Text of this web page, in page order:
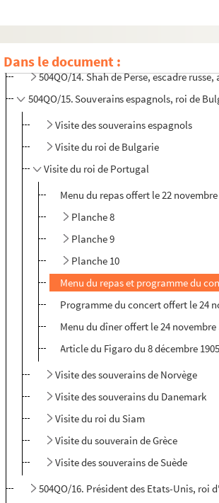
Dans le document :
Réceptions et voyages présidentiels
504QO/14. Shah de Perse, escadre
504QO/15. Souverains espagnols, roi de
Visite des souverains espagnols
Visite du roi de Bulgarie
Visite du roi de Portugal
Menu du repas offert le 22
Planche 8
Planche 9
Planche 10
Menu du repas et programme du
Programme du concert offert le 24
Menu du dîner offert le 24
Article du Figaro du 8 décembre
Visite des souverains de Norvège
Visite des souverains du Danemark
Visite du roi du Siam
Visite du souverain de Grèce
Visite des souverains de Suède
504QO/16. Président des Etats-Unis, roi